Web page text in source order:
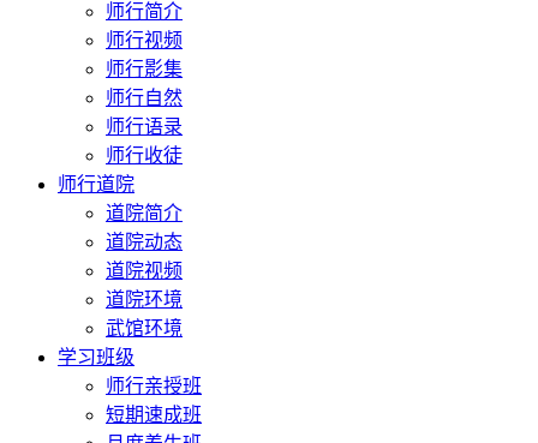
师行简介
师行视频
师行影集
师行自然
师行语录
师行收徒
师行道院
道院简介
道院动态
道院视频
道院环境
武馆环境
学习班级
师行亲授班
短期速成班